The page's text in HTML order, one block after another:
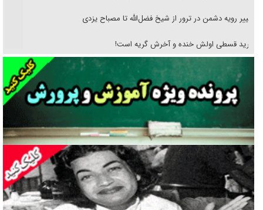
تغییر رویه دشمن در ترور از شیخ فضل‌الله تا مصباح یزدی
خرید قسطی اولش خنده و آخرش گریه است!
فوتبال و آن «بالا»!
راهبرد غافلگیری با نسل جدید پهپاد‌ها
جنجال پزشکان تقلبی در صنعت زیبایی
یهودی‌ها در ادبیات داستانی اروپا؛ از شکسپیر تا دیکنز
گفت‌وگو با خواهر یکی از شهدای جنگ رمضان/ خواهرم فرمانده جهادی و
اهل خدمت بی‌منت بود